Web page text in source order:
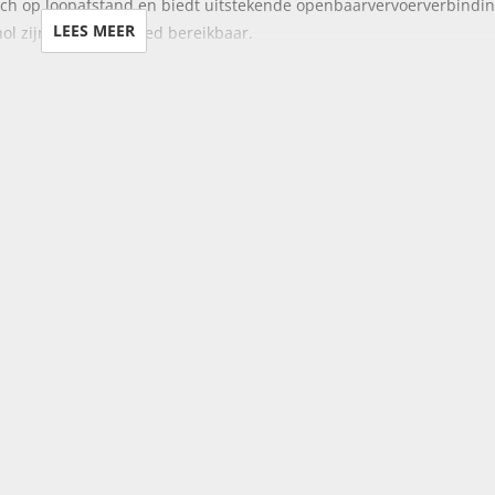
op loopafstand en biedt uitstekende
zijn eveneens goed bereikbaar.
tot de grote, droge privéberging.
inloop regendouche, wastafel, toilet, aansluiting voor
vloer en open keuken (ca. 3,39 x 1,75 m) uitgerust met
en afzuigkap (geen vaatwasser).
tot het op het zuidoosten gelegen balkon.
LEES MEER